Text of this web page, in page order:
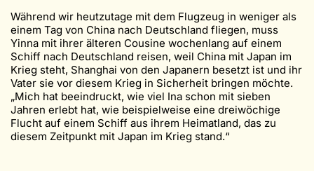
Während wir heutzutage mit dem Flugzeug in weniger als
einem Tag von China nach Deutschland fliegen, muss
Yinna mit ihrer älteren Cousine wochenlang auf einem
Schiff nach Deutschland reisen, weil China mit Japan im
Krieg steht, Shanghai von den Japanern besetzt ist und ihr
Vater sie vor diesem Krieg in Sicherheit bringen möchte.
„Mich hat beeindruckt, wie viel Ina schon mit sieben
Jahren erlebt hat, wie beispielweise eine dreiwöchige
Flucht auf einem Schiff aus ihrem Heimatland, das zu
diesem Zeitpunkt mit Japan im Krieg stand.“